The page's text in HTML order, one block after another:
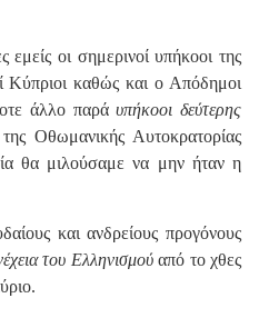
οι σημερινοί υπήκοοι της
Κύπριοι καθώς και ο Απόδημοι
άλλο παράυπήκοοι δεύτερης
της Οθωμανικής Αυτοκρατορίας
θα μιλούσαμε να μην ήταν η
και ανδρείους προγόνους
του Ελληνισμούαπό το χθες